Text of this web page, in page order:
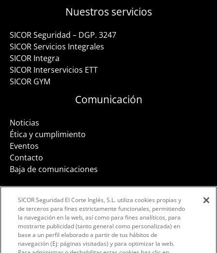
Nuestros servicios
SICOR Seguridad – DGP. 3247
SICOR Servicios Integrales
SICOR Integra
SICOR Interservicios ETT
SICOR GYM
Comunicación
Noticias
Ética y cumplimiento
Eventos
Contacto
Baja de comunicaciones
Facebook
Instagram
LinkedIn
SICOR Seguridad El Corte Inglés, S.L. utiliza cookies propias y
de terceros para fines estrictamente funcionales, permitiendo
la navegación en la web, así como para fines analíticos, para
mostrarte publicidad (tanto general como personalizada) en
base a un perfil elaborado a partir de tus hábitos de
navegación (Ej: páginas visitadas) y para optimizar la web.